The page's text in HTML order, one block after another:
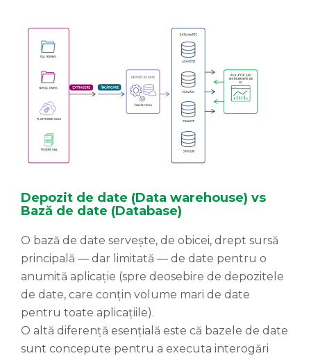
Depozit de date (Data warehouse) vs
Bază de date (Database)
O bază de date servește, de obicei, drept sursă
principală — dar limitată — de date pentru o
anumită aplicație (spre deosebire de depozitele
de date, care conțin volume mari de date
pentru toate aplicațiile).
O altă diferență esențială este că bazele de date
sunt concepute pentru a executa interogări